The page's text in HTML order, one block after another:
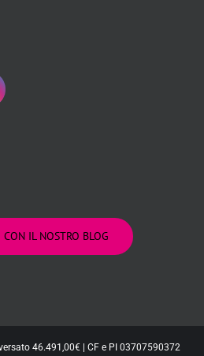
IL NOSTRO BLOG
46.491,00€ | CF e PI 03707590372